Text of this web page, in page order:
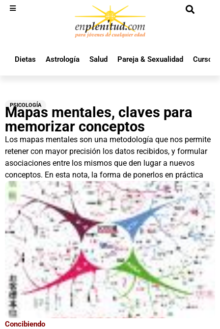
Dietas Astrología Salud Pareja & Sexualidad Cursos
PSICOLOGÍA
Mapas mentales, claves para
memorizar conceptos
Los mapas mentales son una metodología que nos permite
retener con mayor precisión los datos recibidos, y formular
asociaciones entre los mismos que den lugar a nuevos
conceptos. En esta nota, la forma de ponerlos en práctica
Concibiendo